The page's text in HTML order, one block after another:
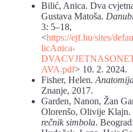
Bilić, Anica. Dva
Gustava Matoša.
3: 5–18,
<https://ejf.hu/sites/
licAnica-
AVA.pdf> 10. 2. 2024.
Fisher, Helen.
Znanje, 2017.
Garden, Nanon, Žan
Olorenšo, Olivije Klajn.
rečnik simbola.